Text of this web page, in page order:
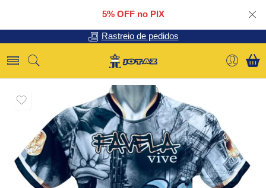
5% OFF no PIX
Rastreio de pedidos